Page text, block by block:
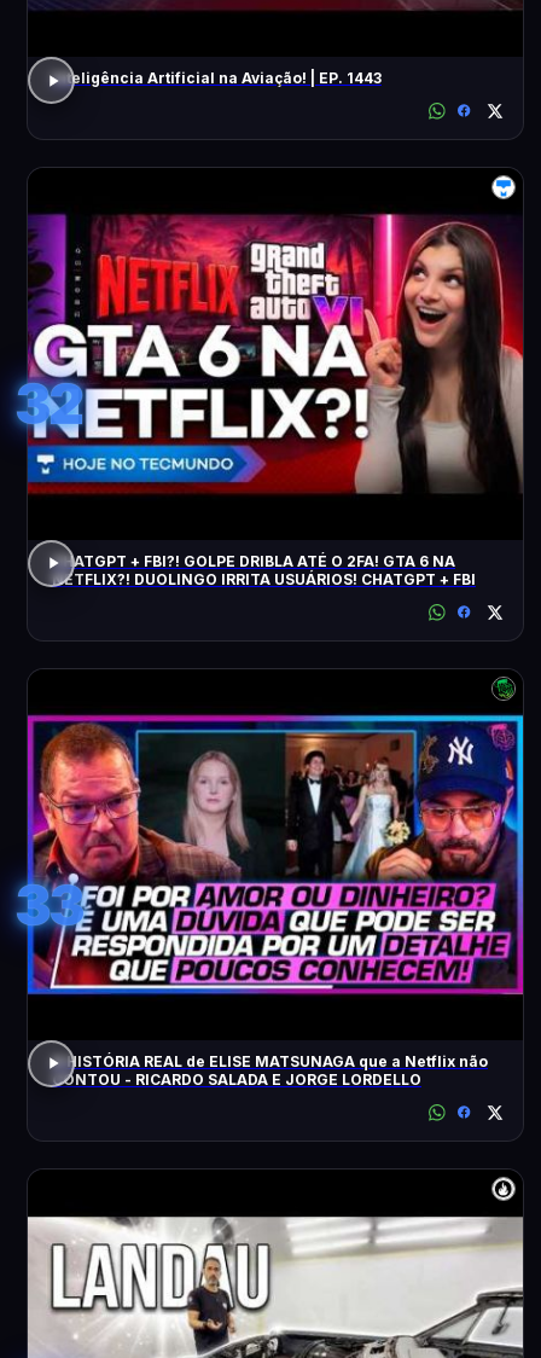
Inteligência Artificial na Aviação! | EP. 1443
32
CHATGPT + FBI?! GOLPE DRIBLA ATÉ O 2FA! GTA 6 NA
NETFLIX?! DUOLINGO IRRITA USUÁRIOS! CHATGPT + FBI
33
A HISTÓRIA REAL de ELISE MATSUNAGA que a Netflix não
CONTOU - RICARDO SALADA E JORGE LORDELLO